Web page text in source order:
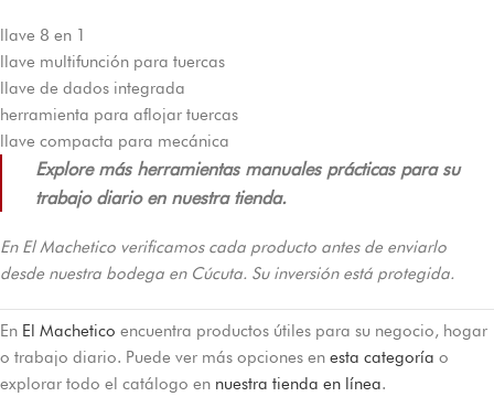
llave 8 en 1
llave multifunción para tuercas
llave de dados integrada
herramienta para aflojar tuercas
llave compacta para mecánica
Explore más herramientas manuales prácticas para su
trabajo diario en nuestra tienda.
En El Machetico verificamos cada producto antes de enviarlo
desde nuestra bodega en Cúcuta. Su inversión está protegida.
En El Machetico encuentra productos útiles para su negocio, hogar
o trabajo diario. Puede ver más opciones en esta categoría o
explorar todo el catálogo en nuestra tienda en línea.